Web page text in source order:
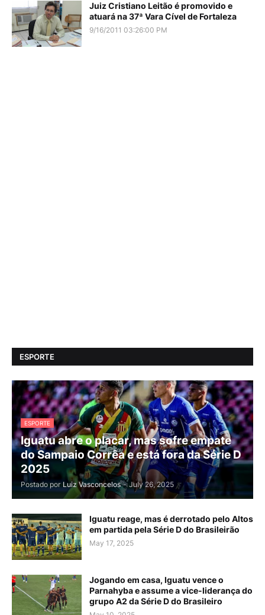
Juiz Cristiano Leitão é promovido e
atuará na 37ª Vara Cível de Fortaleza
9/16/2011 03:26:00 PM
ESPORTE
ESPORTE
Iguatu abre o placar, mas sofre empate
do Sampaio Corrêa e está fora da Série D
2025
Postado por Luiz Vasconcelos - July 26, 2025
Iguatu reage, mas é derrotado pelo Altos
em partida pela Série D do Brasileirão
May 17, 2025
Jogando em casa, Iguatu vence o
Parnahyba e assume a vice-liderança do
grupo A2 da Série D do Brasileiro